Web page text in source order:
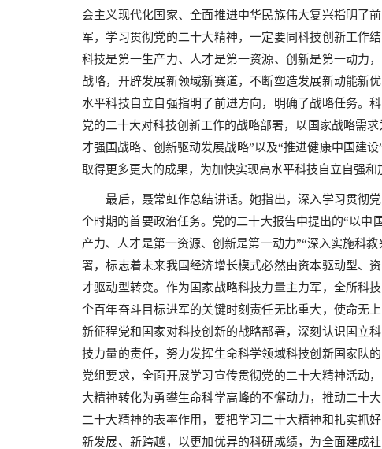
会主义现代化国家、全面推进中华民族伟大复兴指明了
军，学习贯彻党的二十大精神，一定要同科技创新工作
科技是第一生产力、人才是第一资源、创新是第一动力
战略，开辟发展新领域新赛道，不断塑造发展新动能新
水平科技自立自强指明了前进方向，明确了战略任务。
党的二十大对科技创新工作的战略部署，以国家战略需
才强国战略、创新驱动发展战略”以及“推进健康中国建
取得更多更大的成果，为加快实现高水平科技自立自强和
最后，聂常虹作总结讲话。她指出，深入学习贯彻党
个时期的首要政治任务。党的二十大报告中提出的“以中
产力、人才是第一资源、创新是第一动力”“深入实施科
署，标志着未来我国经济增长模式必然由资本驱动型、
才驱动型转变。作为国家战略科技力量主力军，全所科
个百年奋斗目标进军的关键时刻责任无比重大，使命无
新征程党和国家对科技创新的战略部署，深刻认识国立
技力量的责任，努力发挥生命科学领域科技创新国家队
党组要求，全面开展学习宣传贯彻党的二十大精神活动
大精神转化为勇攀生命科学高峰的不懈动力，推动二十
二十大精神的表率作用，要把学习二十大精神和扎实抓
新发展、新跨越，以更加优异的科研成绩，为全面建成